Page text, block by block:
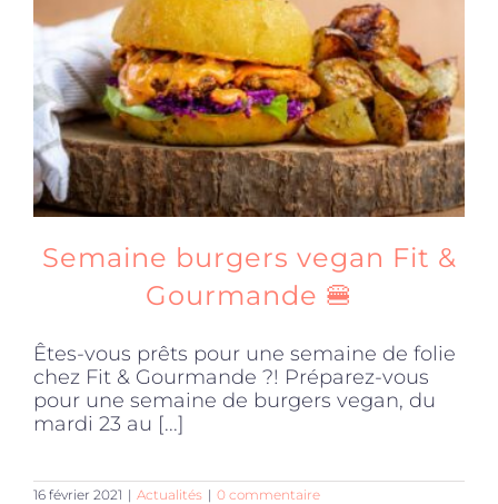
Produits sains
Click and collect
Traiteur
Accessoires
Offres
Semaine burgers vegan Fit &
Gourmande 🍔
Êtes-vous prêts pour une semaine de folie
chez Fit & Gourmande ?! Préparez-vous
pour une semaine de burgers vegan, du
mardi 23 au [...]
16 février 2021 | Actualités | 0 commentaire